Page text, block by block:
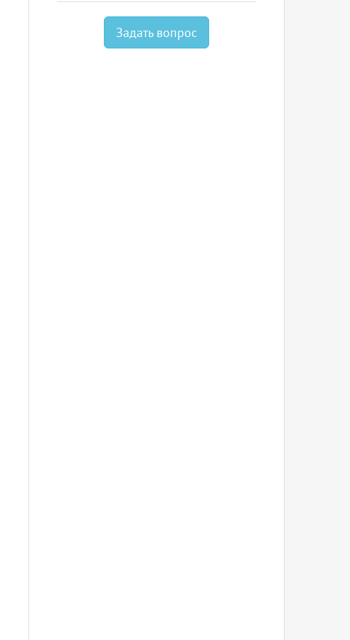
Задать вопрос